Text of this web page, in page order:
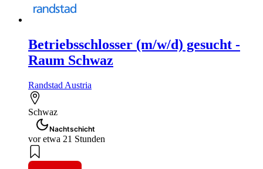
Betriebsschlosser (m/w/d) gesucht -
Raum Schwaz
Randstad Austria
Schwaz
Nachtschicht
vor etwa 21 Stunden